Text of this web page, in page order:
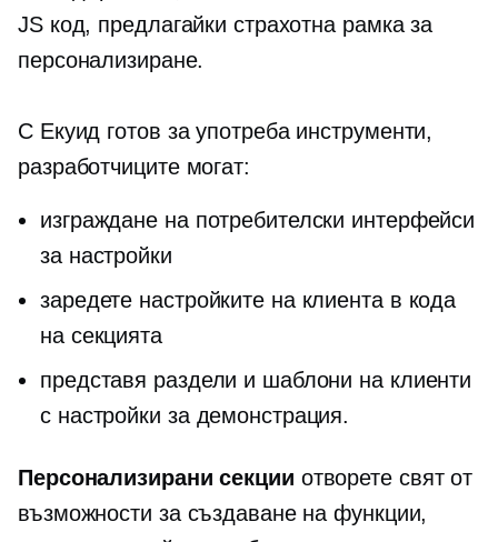
JS код, предлагайки страхотна рамка за
персонализиране.
С Екуид готов за употребаинструменти,
разработчиците могат:
изграждане на потребителски интерфейси
за настройки
заредете настройките на клиента в кода
на секцията
представя раздели и шаблони на клиенти
с настройки за демонстрация.
Персонализирани секции отворете свят от
възможности за създаване на функции,